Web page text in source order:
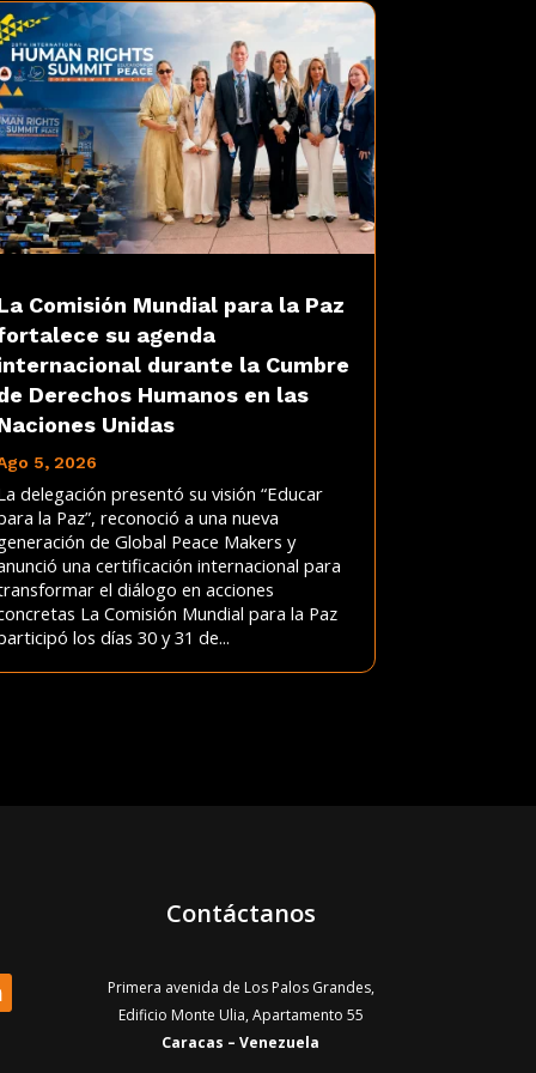
Comisión Mundial para la Paz
su agenda
durante la Cumbre
Derechos Humanos en las
Unidas
5, 2026
delegación presentó su visión “Educar
la Paz”, reconoció a una nueva
de Global Peace Makers y
una certificación internacional para
el diálogo en acciones
La Comisión Mundial para la Paz
los días 30 y 31 de...
Contáctanos
Primera avenida de Los Palos Grandes,
Edificio Monte Ulia, Apartamento 55
Caracas – Venezuela